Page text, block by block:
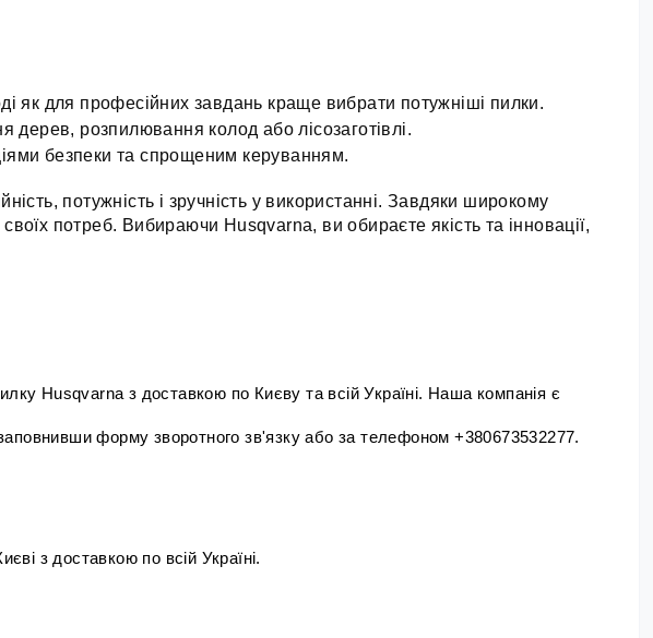
як для професійних завдань краще вибрати потужніші пилки.
дерев, розпилювання колод або лісозаготівлі.
безпеки та спрощеним керуванням.
потужність і зручність у використанні. Завдяки широкому
потреб. Вибираючи Husqvarna, ви обираєте якість та інновації,
Husqvarna з доставкою по Києву та всій Україні. Наша компанія є
форму зворотного зв'язку або за телефоном +380673532277.
з доставкою по всій Україні.